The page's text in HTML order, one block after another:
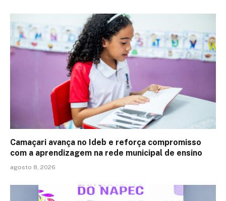
Camaçari avança no Ideb e reforça compromisso
com a aprendizagem na rede municipal de ensino
agosto 8, 2026